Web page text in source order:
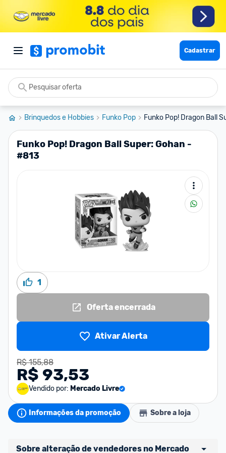
Cadastrar
Brinquedos e Hobbies Funko Pop Funko Pop! Dragon Ball
Funko Pop! Dragon Ball Super: Gohan -
#813
1
Oferta encerrada
Ativar Alerta
R$ 155,88
R$ 93,53
Vendido por: Mercado Livre
Informações da promoção Sobre a loja
Sobre alteração de vendedores no Mercado